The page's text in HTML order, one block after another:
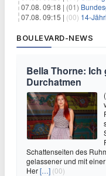
07.08. 09:18 | (01)
07.08. 09:15 | (00) 14-
BOULEVARD-NEWS
Bella Thorne:
Durchatmen
Schattenseiten des
gelassener und mit
Her[…] (00)